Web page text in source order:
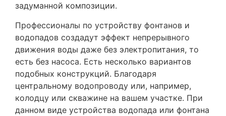
задуманной композиции.
Профессионалы по устройству фонтанов и
водопадов создадут эффект непрерывного
движения воды даже без электропитания, то
есть без насоса. Есть несколько вариантов
подобных конструкций. Благодаря
центральному водопроводу или, например,
колодцу или скважине на вашем участке. При
данном виде устройства водопада или фонтана